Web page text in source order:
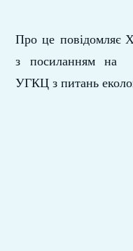
Про це повідомляє
з посиланням
УГКЦ з питань